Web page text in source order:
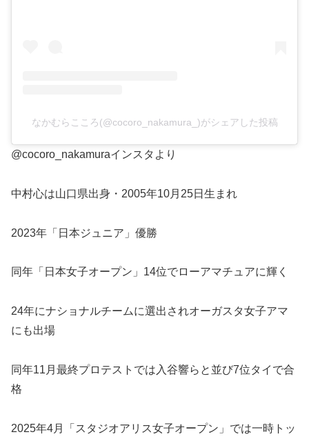
なかむらこころ(@cocoro_nakamura_)がシェアした投稿
@cocoro_nakamuraインスタより
中村心は山口県出身・2005年10月25日生まれ
2023年「日本ジュニア」優勝
同年「日本女子オープン」14位でローアマチュアに輝く
24年にナショナルチームに選出されオーガスタ女子アマ
にも出場
同年11月最終プロテストでは入谷響らと並び7位タイで合
格
2025年4月「スタジオアリス女子オープン」では一時トッ